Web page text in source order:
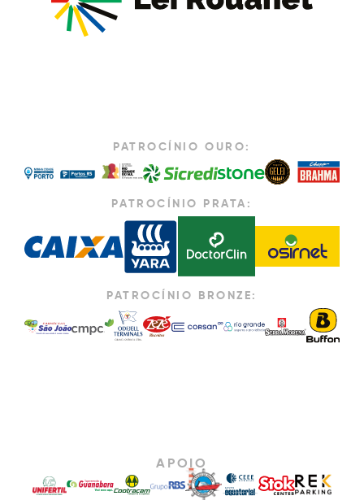
PATROCÍNIO OURO:
PATROCÍNIO PRATA:
PATROCÍNIO BRONZE:
APOIO